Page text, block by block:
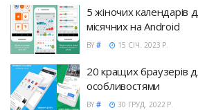
5 жіночих календарів
місячних на Android
BY # 15 СІЧ. 2023 Р.
20 кращих браузерів
особливостями
BY # 30 ГРУД. 2022 Р.